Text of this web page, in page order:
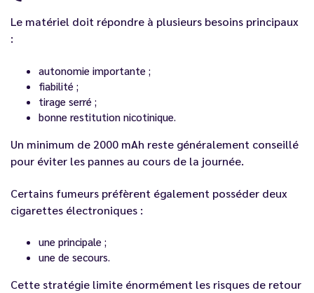
Le matériel doit répondre à plusieurs besoins principaux
:
autonomie importante ;
fiabilité ;
tirage serré ;
bonne restitution nicotinique.
Un minimum de 2000 mAh reste généralement conseillé
pour éviter les pannes au cours de la journée.
Certains fumeurs préfèrent également posséder deux
cigarettes électroniques :
une principale ;
une de secours.
Cette stratégie limite énormément les risques de retour